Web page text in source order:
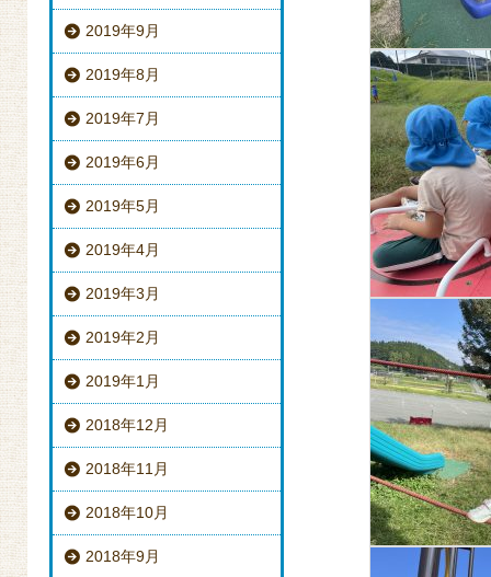
2019年9月
2019年8月
2019年7月
2019年6月
2019年5月
2019年4月
2019年3月
2019年2月
2019年1月
2018年12月
2018年11月
2018年10月
2018年9月